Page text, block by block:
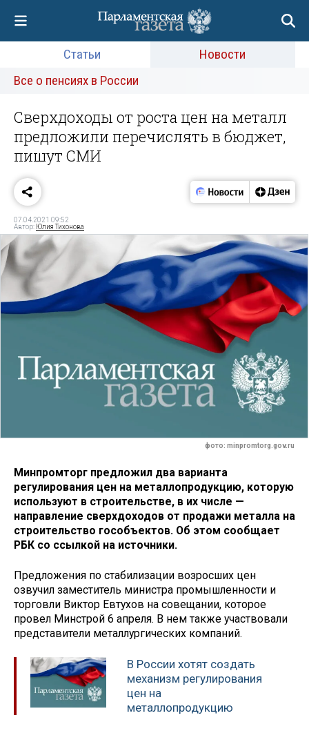
Статьи
Новости
Все о пенсиях в России
Сверхдоходы от роста цен на металл
предложили перечислять в бюджет,
пишут СМИ
07.04.2021 09:52
Автор: Юлия Тихонова
фото: minpromtorg.gov.ru
Минпромторг предложил два варианта
регулирования цен на металлопродукцию, которую
используют в строительстве, в их числе —
направление сверхдоходов от продажи металла на
строительство гособъектов. Об этом сообщает
РБК со ссылкой на источники.
Предложения по стабилизации возросших цен
озвучил заместитель министра промышленности и
торговли Виктор Евтухов на совещании, которое
провел Минстрой 6 апреля. В нем также участвовали
представители металлургических компаний.
В России хотят создать
механизм регулирования
цен на
металлопродукцию